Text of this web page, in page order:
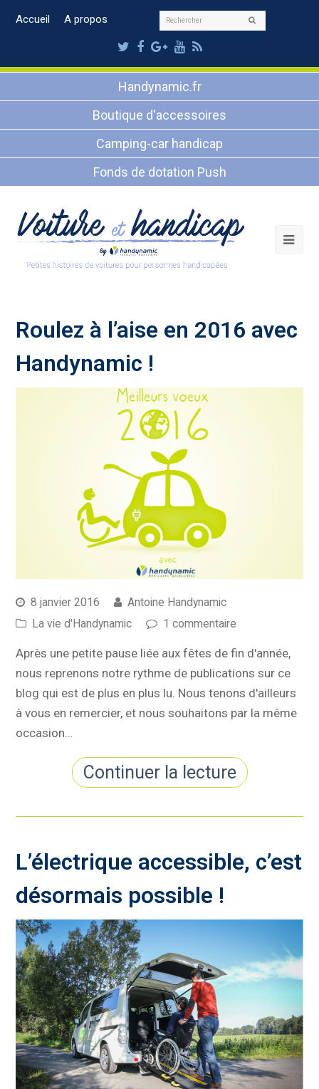
Accueil A propos Rechercher
Twitter
Facebook
Google
Plus
Youtube
RSS
Handynamic.fr
Boutique d'accessoires
Camping-car handicap
Fonds de dotation Push
Roulez à l’aise en 2016 avec
Handynamic !
8 janvier 2016
Antoine Handynamic
La vie d'Handynamic
1 commentaire
Après une petite pause liée aux fêtes de fin d'année,
nous reprenons notre rythme de publications sur ce
blog qui est de plus en plus lu. Nous tenons d'ailleurs
à vous en remercier, et nous souhaitons par la même
occasion…
Continuer la lecture
L’électrique accessible, c’est
désormais possible !